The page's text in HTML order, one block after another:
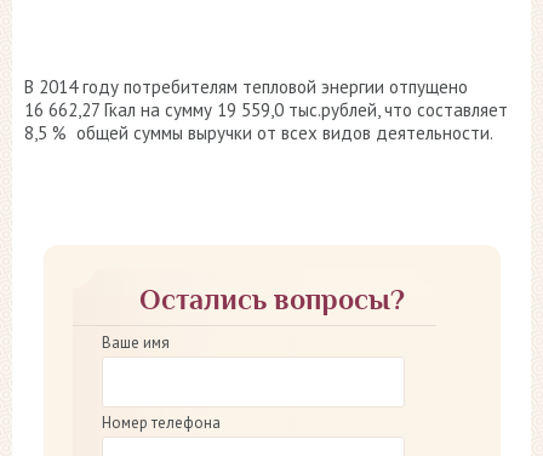
В 2014 году потребителям тепловой энергии отпущено
16 662,27 Гкал на сумму 19 559,0 тыс.рублей, что составляет
8,5 % общей суммы выручки от всех видов деятельности.
Остались вопросы?
Ваше имя
Номер телефона